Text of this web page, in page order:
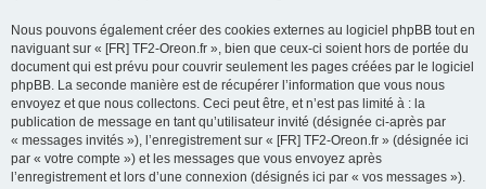
Nous pouvons également créer des cookies externes au logiciel phpBB tout en
naviguant sur « [FR] TF2-Oreon.fr », bien que ceux-ci soient hors de portée du
document qui est prévu pour couvrir seulement les pages créées par le logiciel
phpBB. La seconde manière est de récupérer l’information que vous nous
envoyez et que nous collectons. Ceci peut être, et n’est pas limité à : la
publication de message en tant qu’utilisateur invité (désignée ci-après par
« messages invités »), l’enregistrement sur « [FR] TF2-Oreon.fr » (désignée ici
par « votre compte ») et les messages que vous envoyez après
l’enregistrement et lors d’une connexion (désignés ici par « vos messages »).